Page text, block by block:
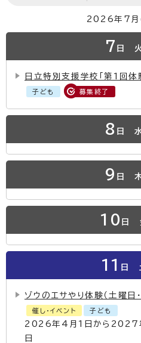
2026年7月
7 日
日立特別支援学校「第1回体
子ども 募集終了
8 日
9 日
10 日
11 日
ゾウのエサやり体験（土曜日
催し・イベント 子ども
2026年4月1日から2027
日